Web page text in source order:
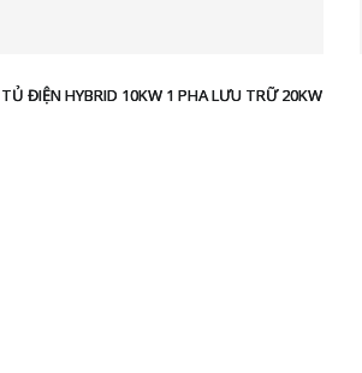
TỦ ĐIỆN HYBRID 10KW 1 PHA LƯU TRỮ 20KW